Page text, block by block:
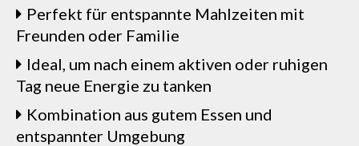
Perfekt für entspannte Mahlzeiten mit
Freunden oder Familie
Ideal, um nach einem aktiven oder ruhigen
Tag neue Energie zu tanken
Kombination aus gutem Essen und
entspannter Umgebung